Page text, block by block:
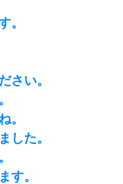
。
さい。
。
した。
す。